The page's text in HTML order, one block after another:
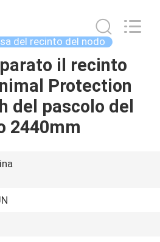
del recinto del nodo
il recinto
Protection
del pascolo del
2440mm